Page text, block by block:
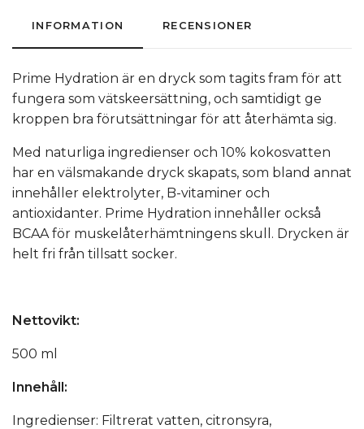
INFORMATION RECENSIONER
Prime Hydration är en dryck som tagits fram för att
fungera som vätskeersättning, och samtidigt ge
kroppen bra förutsättningar för att återhämta sig.
Med naturliga ingredienser och 10% kokosvatten
har en välsmakande dryck skapats, som bland annat
innehåller elektrolyter, B-vitaminer och
antioxidanter. Prime Hydration innehåller också
BCAA för muskelåterhämtningens skull. Drycken är
helt fri från tillsatt socker.
Nettovikt:
500 ml
Innehåll:
Ingredienser: Filtrerat vatten, citronsyra,